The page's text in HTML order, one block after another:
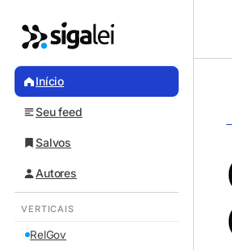
Início
Seu feed
Salvos
Autores
VERTICAIS
RelGov